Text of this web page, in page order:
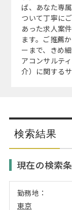
MBAからのFAQ
MBA留学生数の推
インターン受入企
年齢と年収の相関
よくある面接Q&A
外資系／面接攻略
転職成功への4つ
キャリアに効く一
注目企業インタビ
キャリアフォーラ
プロ経営者の特別
Career Talk Live
採用情報
パブリシティ
ニュースリリース
ば、あなた専
ついて丁寧に
あった求人案
ます。ご推薦
ーまで、きめ
アコンサルテ
介）に関する
検索結果
現在の検索
勤務地：
東京